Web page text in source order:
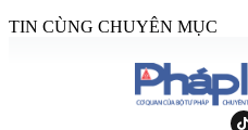
TIN CÙNG CHUYÊN MỤC